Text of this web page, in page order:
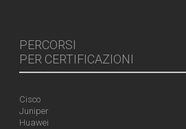
PERCORSI
PER CERTIFICAZIONI
Cisco
Juniper
Huawei